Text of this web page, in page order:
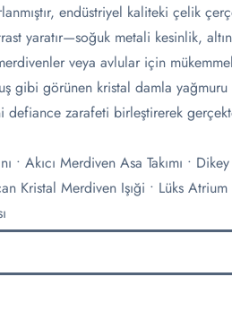
endüstriyel kaliteki çelik
yaratır—soğuk metali kesinlik, altın
veya avlular için
gibi görünen kristal damla yağmuru
zarafeti birleştirerek
Akıcı Merdiven Asa Takımı •
Kristal Merdiven Işıği • Lüks